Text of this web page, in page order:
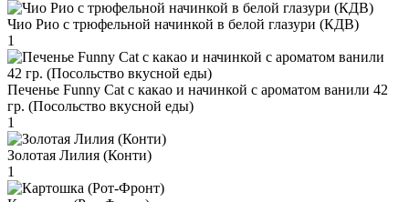
Чио Рио с трюфельной начинкой в белой глазури (КДВ)
1
Печенье Funny Сat с какао и начинкой с ароматом ванили 42
гр. (Посольство вкусной еды)
1
Золотая Лилия (Конти)
1